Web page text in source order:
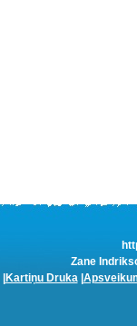
Zane
Kartiņu Druka|